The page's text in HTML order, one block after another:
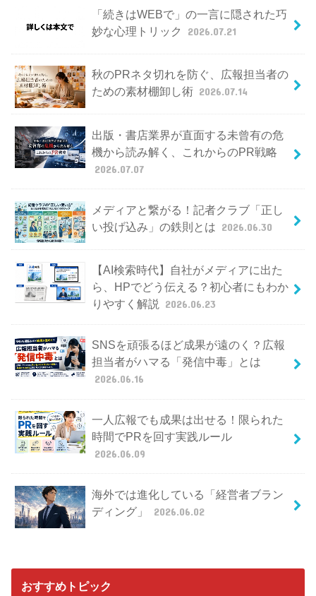
「続きはWEBで」の一言に隠された巧
妙な心理トリック
2026.07.21
秋のPRネタ切れを防ぐ、広報担当者の
ための素材棚卸し術 2026.07.14
出版・書店業界が直面する未曾有の危
機から読み解く、これからのPR戦略
2026.07.07
メディアと繋がる！記者クラブ「正し
い投げ込み」の鉄則とは 2026.06.30
【AI検索時代】自社がメディアに出た
ら、HPでどう伝える？初心者にもわか
りやすく解説
2026.06.23
SNSを頑張るほど成果が遠のく？広報
担当者がハマる「発信中毒」とは
2026.06.16
一人広報でも成果は出せる！限られた
時間でPRを回す実践ルール
2026.06.09
海外では進化している「経営者ブラン
ディング」
2026.06.02
おすすめトピック